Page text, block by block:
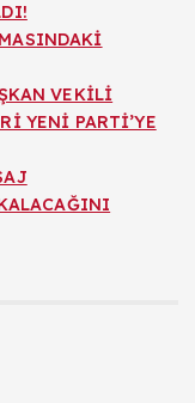
VEKİLİ
YENİ PARTİ’YE